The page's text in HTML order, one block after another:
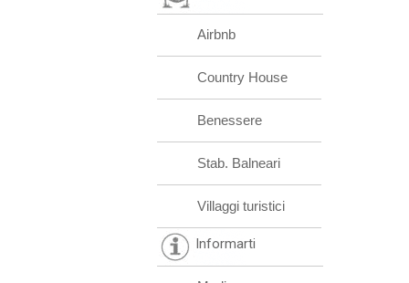
Airbnb
Country House
Benessere
Stab. Balneari
Villaggi turistici
Informarti